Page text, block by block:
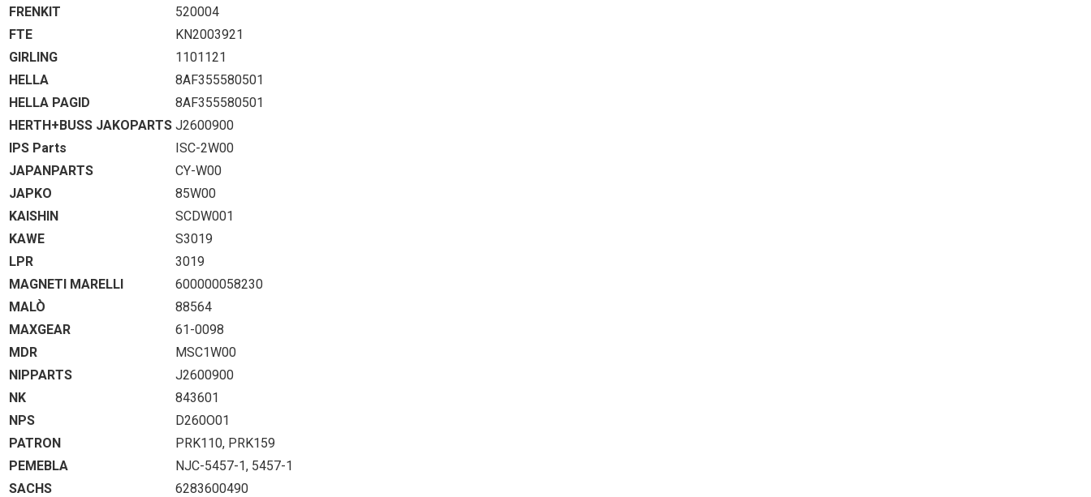
FRENKIT
520004
FTE
KN2003921
GIRLING
1101121
HELLA
8AF355580501
HELLA PAGID
8AF355580501
HERTH+BUSS JAKOPARTS J2600900
IPS Parts
ISC-2W00
JAPANPARTS
CY-W00
JAPKO
85W00
KAISHIN
SCDW001
KAWE
S3019
LPR
3019
MAGNETI MARELLI
600000058230
MALÒ
88564
MAXGEAR
61-0098
MDR
MSC1W00
NIPPARTS
J2600900
NK
843601
NPS
D260O01
PATRON
PRK110, PRK159
PEMEBLA
NJC-5457-1, 5457-1
SACHS
6283600490